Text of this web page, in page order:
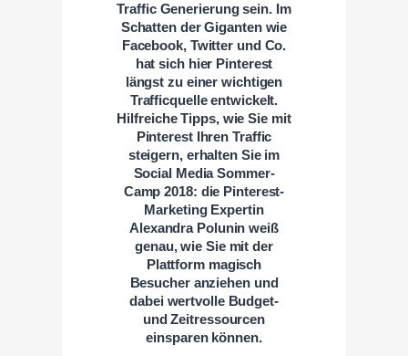
Traffic Generierung sein. Im
Schatten der Giganten wie
Facebook, Twitter und Co.
hat sich hier Pinterest
längst zu einer wichtigen
Trafficquelle entwickelt.
Hilfreiche Tipps, wie Sie mit
Pinterest Ihren Traffic
steigern, erhalten Sie im
Social Media Sommer-
Camp 2018: die Pinterest-
Marketing Expertin
Alexandra Polunin weiß
genau, wie Sie mit der
Plattform magisch
Besucher anziehen und
dabei wertvolle Budget-
und Zeitressourcen
einsparen können.